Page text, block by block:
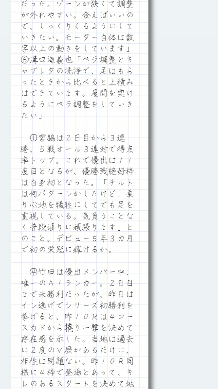
だった。ゾーンが狭くて調整
が外れやすい。合えばいいの
で、しっくりくるようにして
いきたい。モーター自体は数
字以上の動きをしています」
⑥溝口海義也「ペラ調整とキ
ャブレタの洗浄で、足はもら
ったときから比べると上積み
はできています。展開を突け
るようにペラ調整をしていき
たい」
①宮脇は２日目から３連
勝、５戦オール３連対で得点
率トップ。これで優出は１１
度目となるが、優勝戦絶好枠
は自身初となった。「チルト
は何パターンかしたけど、乗
り心地を犠牲にしてでも足を
重視している。気負うことな
く普段通りに頑張ります」と
のこと。デビュー５年３カ月
で初の栄冠に輝けるか。
④竹田は優出メンバー中、
唯一のＡ１ランカー。２日目
まで未勝利だったが、昨日は
イン逃げでシリーズ初勝利を
挙げると、昨１０Ｒは４コー
スカドから捲り一撃を決めて
存在感を示した。当地は過去
に２度のＶ歴があるだけに、
相性は問題ない。昨１０Ｒ同
様に４枠で登場とあって、キ
レのあるスタートを決めて地